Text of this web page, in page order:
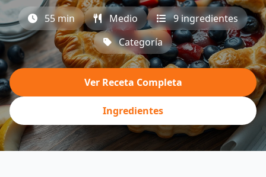
55 min Medio
9 ingredientes
Categoría
Ver Receta Completa
Ingredientes